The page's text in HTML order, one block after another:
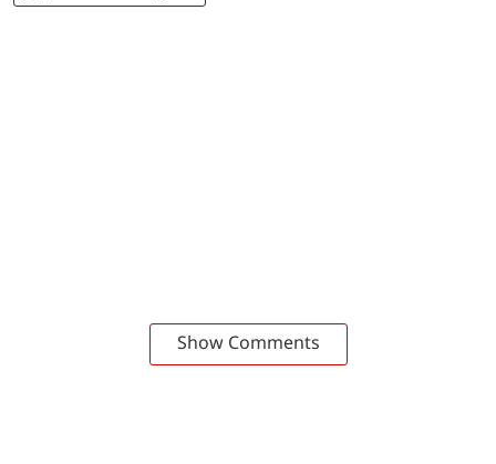
Show Comments